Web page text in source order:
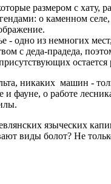
размером с хату,
о каменном
- одно из немногих
с деда-прадеда,
никаких машин -
и фауне, о работе
языческих
виды болот? Не